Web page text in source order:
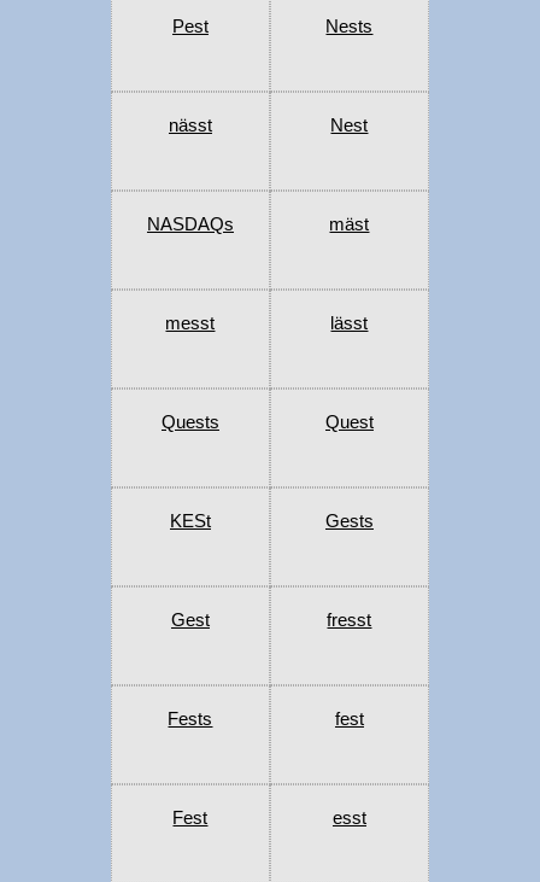
Pest Nests
nässt Nest
NASDAQs mäst
messt lässt
Quests Quest
KESt Gests
Gest fresst
Fests fest
Fest esst